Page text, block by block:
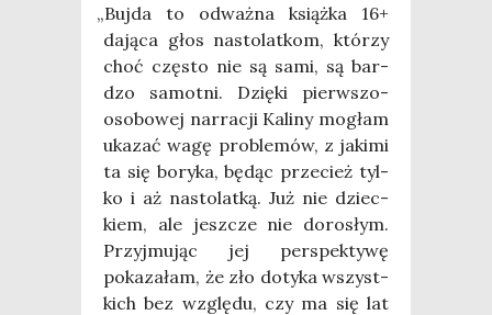
„Buj­da to odważ­na książ­ka 16+
dają­ca głos nasto­lat­kom, któ­rzy
choć czę­sto nie są sami, są bar­
dzo samot­ni. Dzię­ki pierw­szo­
oso­bo­wej nar­ra­cji Kali­ny mogłam
uka­zać wagę pro­ble­mów, z jaki­mi
ta się bory­ka, będąc prze­cież tyl­
ko i aż nasto­lat­ką. Już nie dziec­
kiem, ale jesz­cze nie doro­słym.
Przyj­mu­jąc jej per­spek­ty­wę
poka­za­łam, że zło doty­ka wszyst­
kich bez wzglę­du, czy ma się lat